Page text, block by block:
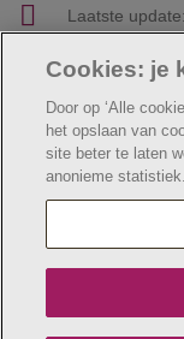
Laatste update:
© Jeugdzorg Emmaüs
Cookie verklaring
Jeugdzorg
Cookies: je
Door op ‘Alle
het opslaan van
site beter te laten
anonieme statistiek.